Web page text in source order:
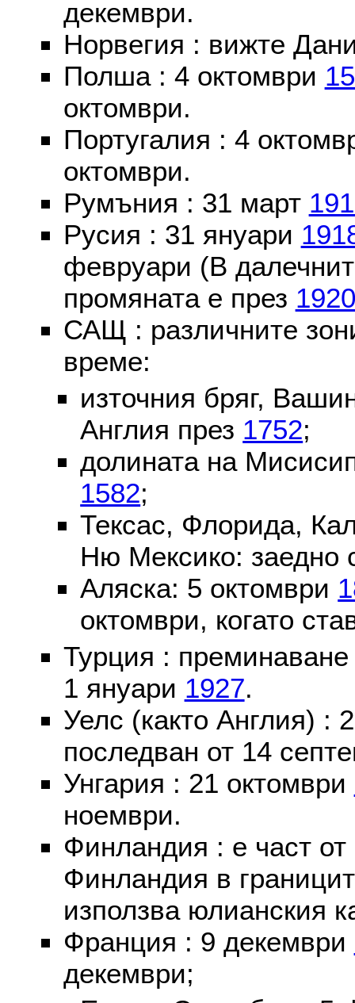
декември.
Норвегия : вижте
Полша : 4 октомври
октомври.
Португалия : 4
октомври.
Румъния : 31 март
Русия : 31 януари
февруари (В
промяната е през 1920
САЩ : различните
време:
източния бряг,
Англия през 1752;
долината на
1582;
Тексас, Флорида,
Ню Мексико: заедно
Аляска: 5 октомври
октомври, когато
Турция :
1 януари 1927.
Уелс (както Англия) :
последван от 14
Унгария : 21 октомври
ноември.
Финландия : е част
Финландия в
използва юлианския
Франция : 9 декември
декември;